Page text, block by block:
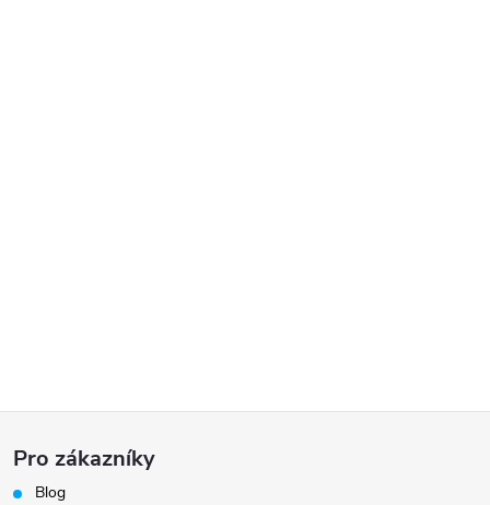
Z
á
Pro zákazníky
Blog